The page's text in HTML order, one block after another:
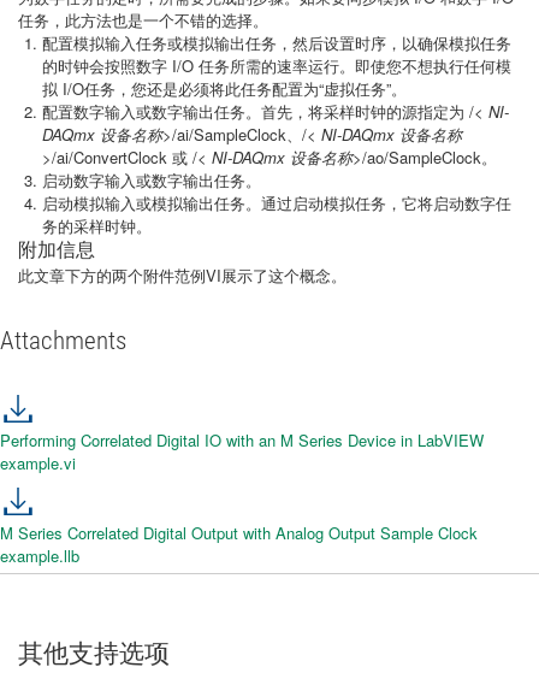
任务，此方法也是一个不错的选择。
配置模拟输入任务或模拟输出任务，然后设置时序，以确保模拟任务
的时钟会按照数字 I/O 任务所需的速率运行。即使您不想执行任何模
拟 I/O任务，您还是必须将此任务配置为“虚拟任务”。
配置数字输入或数字输出任务。首先，将采样时钟的源指定为 /< NI-
DAQmx 设备名称>/ai/SampleClock、/< NI-DAQmx 设备名称
>/ai/ConvertClock 或 /< NI-DAQmx 设备名称>/ao/SampleClock。
启动数字输入或数字输出任务。
启动模拟输入或模拟输出任务。通过启动模拟任务，它将启动数字任
务的采样时钟。
附加信息
此文章下方的两个附件范例VI展示了这个概念。
Attachments
Performing Correlated Digital IO with an M Series Device in LabVIEW
example.vi
M Series Correlated Digital Output with Analog Output Sample Clock
example.llb
其他支持选项